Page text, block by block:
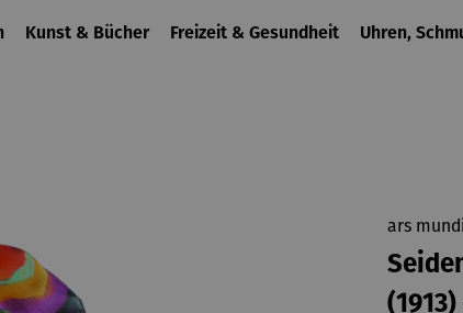
Kunst & Bücher Freizeit & Gesundheit Uhren,
ars mundi